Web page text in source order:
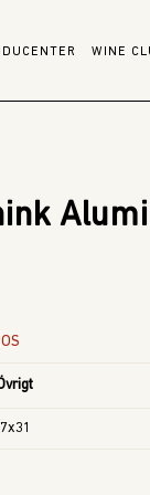
WINE